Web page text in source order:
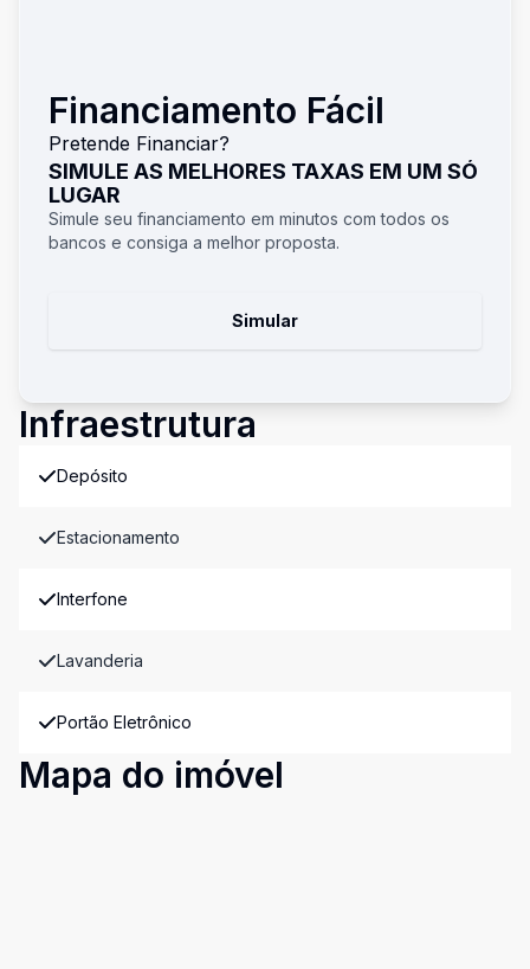
Financiamento Fácil
Pretende Financiar?
SIMULE AS MELHORES TAXAS EM UM SÓ
LUGAR
Simule seu financiamento em minutos com todos os
bancos e consiga a melhor proposta.
Simular
Infraestrutura
Depósito
Estacionamento
Interfone
Lavanderia
Portão Eletrônico
Mapa do imóvel